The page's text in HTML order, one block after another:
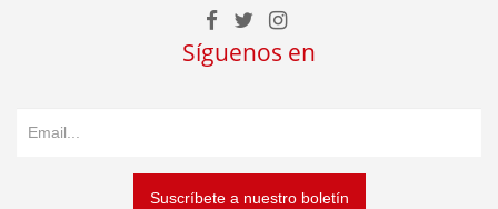
Síguenos en
Suscríbete a nuestro boletín